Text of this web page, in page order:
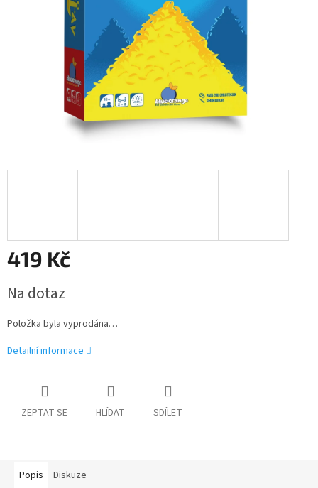
419 Kč
cena:
Na dotaz
Položka byla vyprodána…
Detailní informace
ZEPTAT SE HLÍDAT SDÍLET
Popis Diskuze